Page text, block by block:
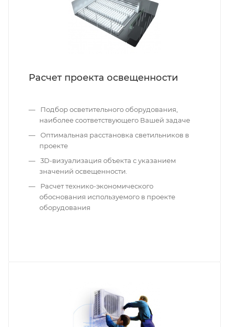
Расчет проекта освещенности
Подбор осветительного оборудования,
наиболее соответствующего Вашей задаче
Оптимальная расстановка светильников в
проекте
3D-визуализация объекта с указанием
значений освещенности.
Расчет технико-экономического
обоснования используемого в проекте
оборудования